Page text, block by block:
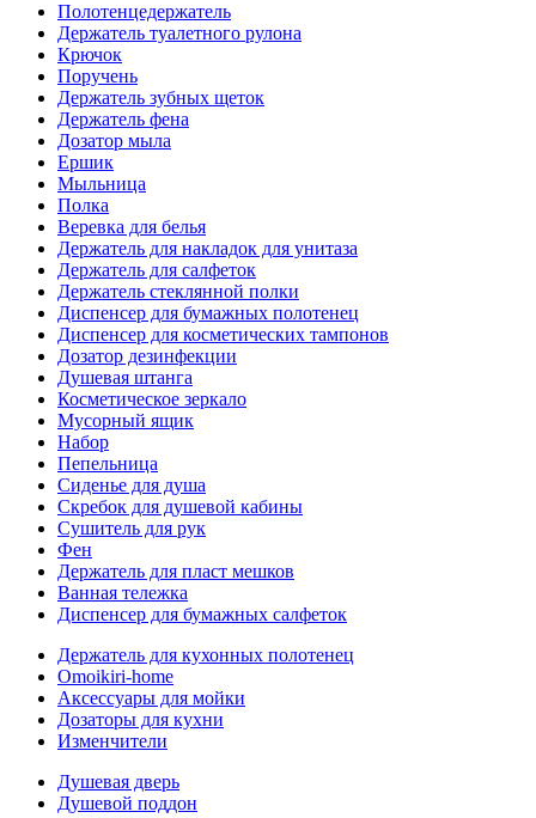
Полотенцедержатель
Держатель туалетного рулона
Крючок
Поручень
Держатель зубных щеток
Держатель фена
Дозатор мыла
Eршик
Мыльница
Полка
Веревка для белья
Держатель для накладок для унитаза
Держатель для салфеток
Держатель стеклянной полки
Диспенсер для бумажных полотенец
Диспенсер для косметических тампонов
Дозатор дезинфекции
Душевая штанга
Косметическое зеркало
Мусорный ящик
Набор
Пепельница
Сиденье для душа
Скребок для душевой кабины
Сушитель для рук
Фен
Держатель для пласт мешков
Ванная тележка
Диспенсер для бумажных салфеток
Держатель для кухонных полотенец
Omoikiri-home
Аксессуары для мойки
Дозаторы для кухни
Изменчители
Душевая дверь
Душевой поддон